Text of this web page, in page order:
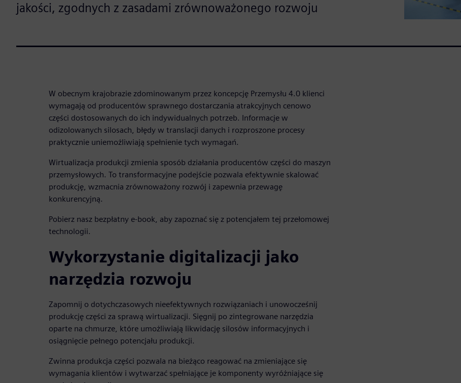
jakości, zgodnych z zasadami zrównoważonego rozwoju
W obecnym krajobrazie zdominowanym przez koncepcję Przemysłu 4.0 klienci
wymagają od producentów sprawnego dostarczania atrakcyjnych cenowo
części dostosowanych do ich indywidualnych potrzeb. Informacje w
odizolowanych silosach, błędy w translacji danych i rozproszone procesy
praktycznie uniemożliwiają spełnienie tych wymagań.
Wirtualizacja produkcji zmienia sposób działania producentów części do maszyn
przemysłowych. To transformacyjne podejście pozwala efektywnie skalować
produkcję, wzmacnia zrównoważony rozwój i zapewnia przewagę
konkurencyjną.
Pobierz nasz bezpłatny e-book, aby zapoznać się z potencjałem tej przełomowej
technologii.
Wykorzystanie digitalizacji jako
narzędzia rozwoju
Zapomnij o dotychczasowych nieefektywnych rozwiązaniach i unowocześnij
produkcję części za sprawą wirtualizacji. Sięgnij po zintegrowane narzędzia
oparte na chmurze, które umożliwiają likwidację silosów informacyjnych i
osiągnięcie pełnego potencjału produkcji.
Zwinna produkcja części pozwala na bieżąco reagować na zmieniające się
wymagania klientów i wytwarzać spełniające je komponenty wyróżniające się